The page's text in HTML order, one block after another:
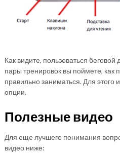
Как видите, пользоваться
пары тренировок вы поймете, как
правильно заниматься. Для этого
опции.
Полезные видео
Для еще лучшего понимания
видео ниже: